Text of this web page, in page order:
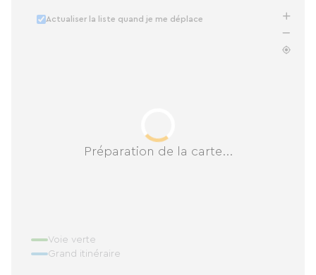
Préparation de la carte...
Actualiser la liste quand je me déplace
Voie verte
Grand itinéraire